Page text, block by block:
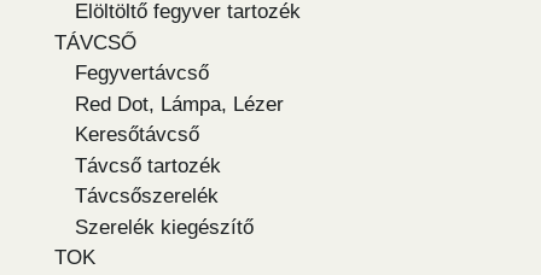
Elöltöltő fegyver tartozék
TÁVCSŐ
Fegyvertávcső
Red Dot, Lámpa, Lézer
Keresőtávcső
Távcső tartozék
Távcsőszerelék
Szerelék kiegészítő
TOK